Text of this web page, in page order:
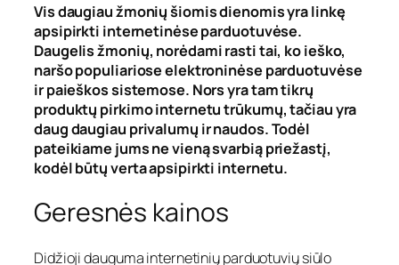
Vis daugiau žmonių šiomis dienomis yra linkę
apsipirkti internetinėse parduotuvėse.
Daugelis žmonių, norėdami rasti tai, ko ieško,
naršo populiariose elektroninėse parduotuvėse
ir paieškos sistemose. Nors yra tam tikrų
produktų pirkimo internetu trūkumų, tačiau yra
daug daugiau privalumų ir naudos. Todėl
pateikiame jums ne vieną svarbią priežastį,
kodėl būtų verta apsipirkti internetu.
Geresnės kainos
Didžioji dauguma internetinių parduotuvių siūlo